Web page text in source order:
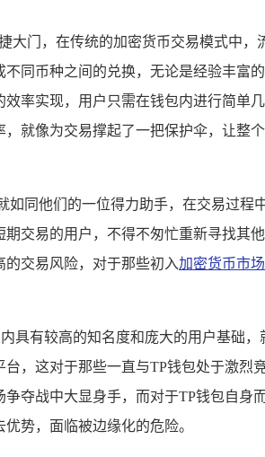
大门，在传统的加密货币交易模式中，
同币种之间的兑换，无论是经验丰富
率实现，用户只需在钱包内进行简单
就像为交易撑起了一把保护伞，让整
同他们的一位得力助手，在交易过程
交易的用户，不得不匆忙重新寻找其
交易风险，对于那些初入加密货币市场
有较高的知名度和庞大的用户基础，
，这对于那些一直与TP钱包处于激烈
夺战中大显身手，而对于TP钱包自身
势，面临被边缘化的危险。